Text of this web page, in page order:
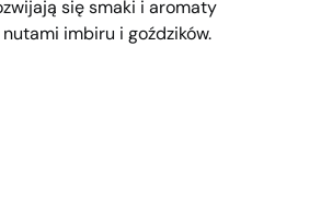
się smaki i aromaty
imbiru i goździków.